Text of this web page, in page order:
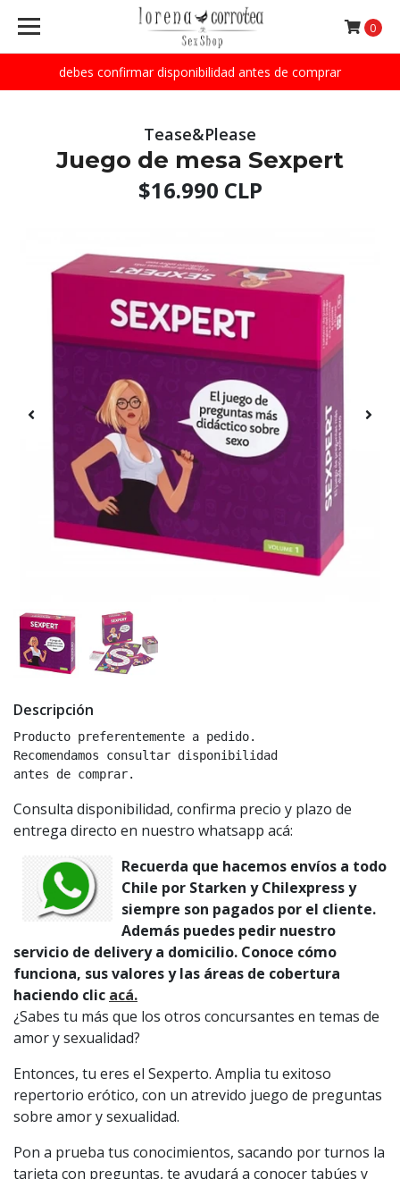
debes confirmar disponibilidad antes de comprar
0
Tease&Please
Juego de mesa Sexpert
$16.990 CLP
Descripción
Producto preferentemente a pedido.
Recomendamos consultar disponibilidad
antes de comprar.
Consulta disponibilidad, confirma precio y plazo de
entrega directo en nuestro whatsapp acá:
Recuerda que hacemos envíos a todo
Chile por Starken y Chilexpress y
siempre son pagados por el cliente.
Además puedes pedir nuestro
servicio de delivery a domicilio. Conoce cómo
funciona, sus valores y las áreas de cobertura
haciendo clic acá.
¿Sabes tu más que los otros concursantes en temas de
amor y sexualidad?
Entonces, tu eres el Sexperto. Amplia tu exitoso
repertorio erótico, con un atrevido juego de preguntas
sobre amor y sexualidad.
Pon a prueba tus conocimientos, sacando por turnos la
tarjeta con preguntas, te ayudará a conocer tabúes y